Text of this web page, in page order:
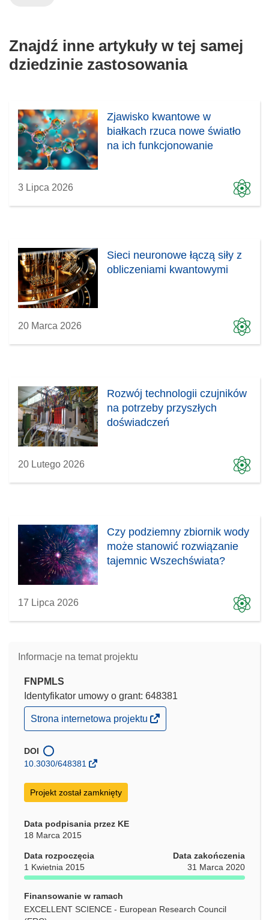
w
n
i
e
Znajdź inne artykuły w tej samej
dziedzinie zastosowania
Zjawisko kwantowe w
białkach rzuca nowe światło
na ich funkcjonowanie
3 Lipca 2026
Sieci neuronowe łączą siły z
obliczeniami kwantowymi
20 Marca 2026
Rozwój technologii czujników
na potrzeby przyszłych
doświadczeń
20 Lutego 2026
Czy podziemny zbiornik wody
może stanowić rozwiązanie
tajemnic Wszechświata?
17 Lipca 2026
Informacje na temat projektu
FNPMLS
Identyfikator umowy o grant: 648381
(odnośnik
otworzy
w
nowym
Strona internetowa projektu
DOI
10.3030/648381
Projekt został zamknięty
Data podpisania przez KE
18 Marca 2015
Data rozpoczęcia
1 Kwietnia 2015
Data zakończenia
31 Marca 2020
Finansowanie w ramach
EXCELLENT SCIENCE - European Research Council